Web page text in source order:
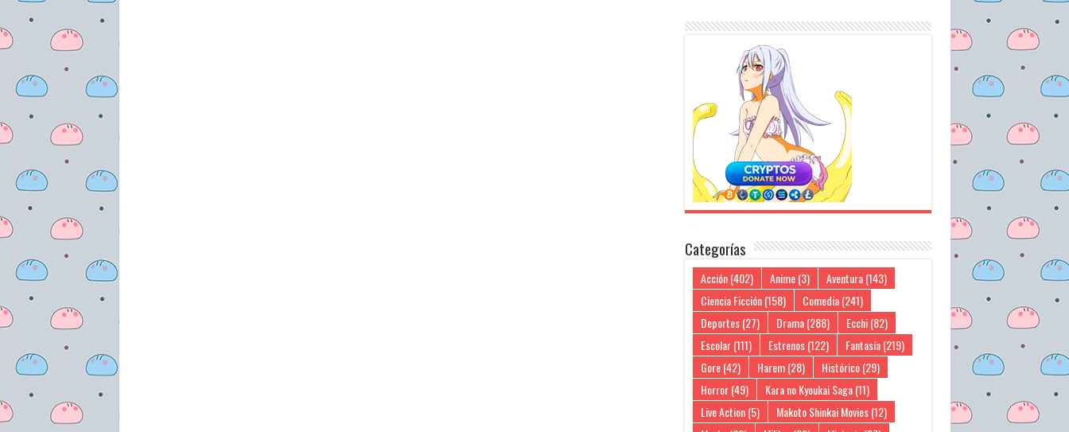
Categorías
Acción(402) Anime(3) Aventura(143)
Ciencia Ficción(158) Comedia(241)
Deportes(27) Drama(288) Ecchi(82)
Escolar(111) Estrenos(122) Fantasía(219)
Gore(42) Harem(28) Histórico(29)
Horror(49) Kara no Kyoukai Saga(11)
Live Action(5) Makoto Shinkai Movies(12)